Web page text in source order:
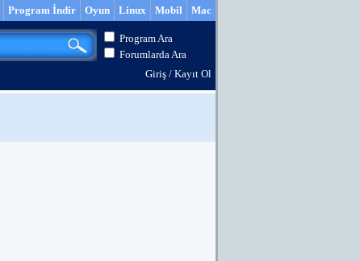
Mac
Mobil
Linux
Oyun
Program İndir
Program Ara
Forumlarda Ara
Giriş / Kayıt Ol